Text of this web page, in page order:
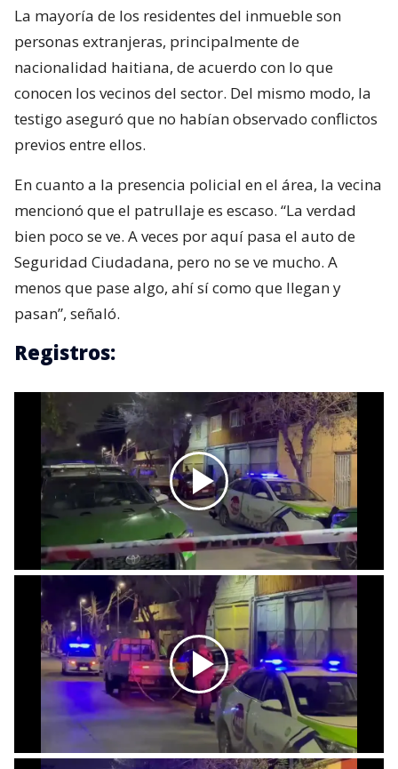
La mayoría de los residentes del inmueble son
personas extranjeras, principalmente de
nacionalidad haitiana, de acuerdo con lo que
conocen los vecinos del sector. Del mismo modo, la
testigo aseguró que no habían observado conflictos
previos entre ellos.
En cuanto a la presencia policial en el área, la vecina
mencionó que el patrullaje es escaso. “La verdad
bien poco se ve. A veces por aquí pasa el auto de
Seguridad Ciudadana, pero no se ve mucho. A
menos que pase algo, ahí sí como que llegan y
pasan”, señaló.
Registros: